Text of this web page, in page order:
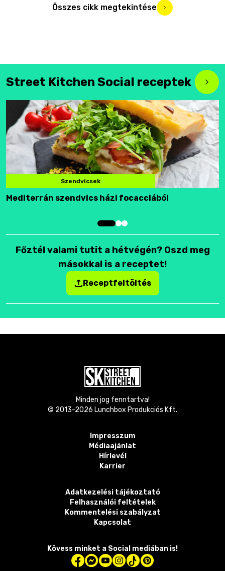
Összes cikk megtekintése
Street Kitchen Social receptek
Szendvicsek
Mediterrán szendvics házi focacciából
Főztél valami tutit a hétvégén? Oszd meg
másokkal is a receptet!
Receptfeltöltés
Minden jog fenntartva!
© 2013-2026 Lunchbox Produkciós Kft.
Impresszum
Médiaajánlat
Hírlevél
Karrier
Adatkezelési tájékoztató
Felhasználói feltételek
Kommentelési szabályzat
Kapcsolat
Kövess minket a Social mediában is!